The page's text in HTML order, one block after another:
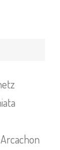
Arcachon